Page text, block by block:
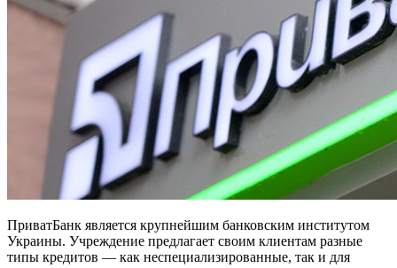
ПриватБанк является крупнейшим банковским институтом
Украины. Учреждение предлагает своим клиентам разные
типы кредитов — как неспециализированные, так и для